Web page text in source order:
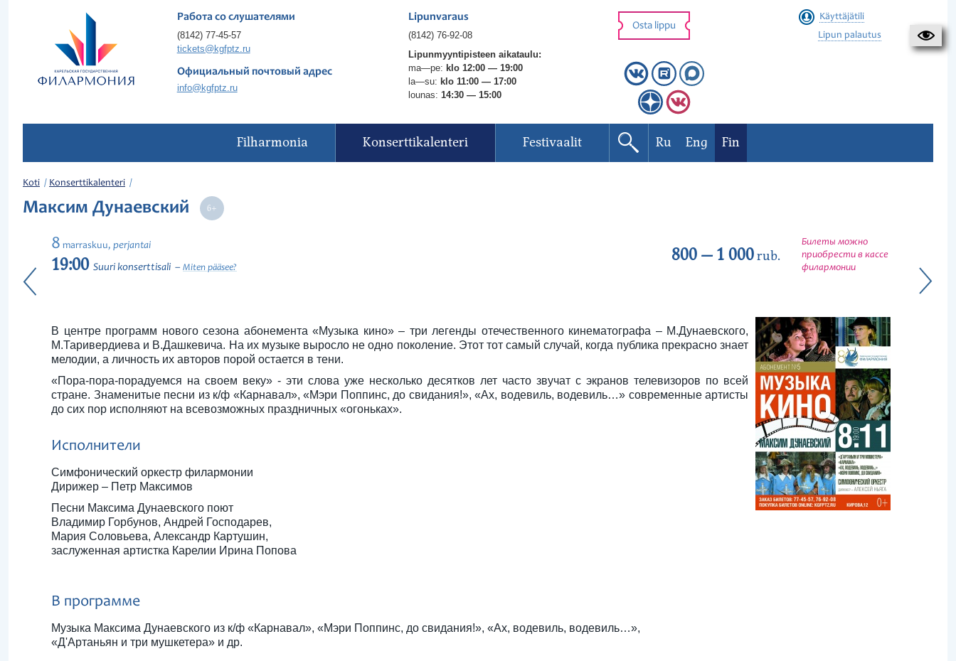
Работа со слушателями
(8142) 77-45-57
tickets@kgfptz.ru
Официальный почтовый адрес
info@kgfptz.ru
Lipunvaraus
(8142) 76-92-08
Lipunmyyntipisteen aikataulu:
ma—pe: klo 12:00 — 19:00
la—su: klo 11:00 — 17:00
lounas: 14:30 — 15:00
Osta lippu
Käyttäjätili
Lipun palautus
Filharmonia Konserttikalenteri Festivaalit Ru Eng Fin
Koti Konserttikalenteri
Максим Дунаевский
8 marraskuu, perjantai
19:00 Suuri konserttisali Miten pääsee?
800 — 1 000rub.
Билеты можно
приобрести в кассе
филармонии
В центре программ нового сезона абонемента «Музыка кино» – три легенды отечественного кинематографа – М.Дунаевского,
М.Таривердиева и В.Дашкевича. На их музыке выросло не одно поколение. Этот тот самый случай, когда публика прекрасно знает
мелодии, а личность их авторов порой остается в тени.
«Пора-пора-порадуемся на своем веку» - эти слова уже несколько десятков лет часто звучат с экранов телевизоров по всей
стране. Знаменитые песни из к/ф «Карнавал», «Мэри Поппинс, до свидания!», «Ах, водевиль, водевиль…» современные артисты
до сих пор исполняют на всевозможных праздничных «огоньках».
Исполнители
Симфонический оркестр филармонии
Дирижер – Петр Максимов
Песни Максима Дунаевского поют
Владимир Горбунов, Андрей Господарев,
Мария Соловьева, Александр Картушин,
заслуженная артистка Карелии Ирина Попова
В программе
Музыка Максима Дунаевского из к/ф «Карнавал», «Мэри Поппинс, до свидания!», «Ах, водевиль, водевиль…»,
«Д'Артаньян и три мушкетера» и др.